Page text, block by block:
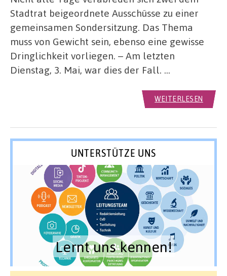
Stadtrat beigeordnete Ausschüsse zu einer
gemeinsamen Sondersitzung. Das Thema
muss von Gewicht sein, ebenso eine gewisse
Dringlichkeit vorliegen. – Am letzten
Dienstag, 3. Mai, war dies der Fall. …
WEITERLESEN
UNTERSTÜTZE UNS
Lernt uns kennen!